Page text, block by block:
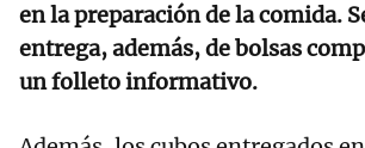
en la preparación de la comida.
entrega, además, de bolsas
un folleto informativo.